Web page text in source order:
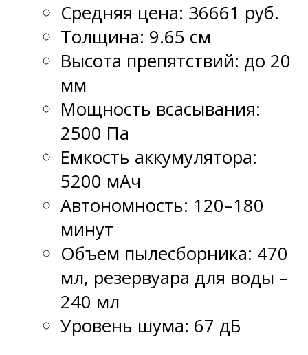
Средняя цена: 36661 руб.
Толщина: 9.65 см
Высота препятствий: до 20
мм
Мощность всасывания:
2500 Па
Емкость аккумулятора:
5200 мАч
Автономность: 120–180
минут
Объем пылесборника: 470
мл, резервуара для воды –
240 мл
Уровень шума: 67 дБ